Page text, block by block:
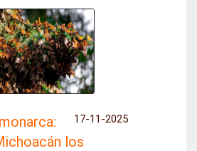
17-11-2025
los